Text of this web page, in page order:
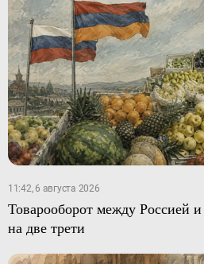
11:42, 6 августа 2026
Товарооборот между Россией
на две трети